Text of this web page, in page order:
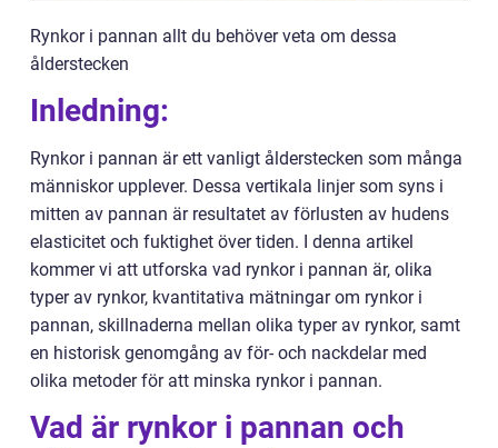
Rynkor i pannan allt du behöver veta om dessa
ålderstecken
Inledning:
Rynkor i pannan är ett vanligt ålderstecken som många
människor upplever. Dessa vertikala linjer som syns i
mitten av pannan är resultatet av förlusten av hudens
elasticitet och fuktighet över tiden. I denna artikel
kommer vi att utforska vad rynkor i pannan är, olika
typer av rynkor, kvantitativa mätningar om rynkor i
pannan, skillnaderna mellan olika typer av rynkor, samt
en historisk genomgång av för- och nackdelar med
olika metoder för att minska rynkor i pannan.
Vad är rynkor i pannan och